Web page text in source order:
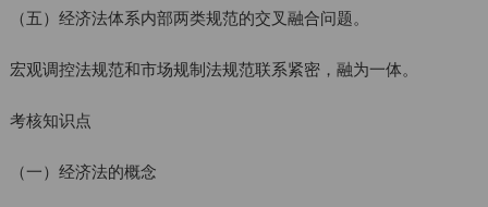
（五）经济法体系内部两类规范的交叉融合问题。
宏观调控法规范和市场规制法规范联系紧密，融为一体。
考核知识点
（一）经济法的概念